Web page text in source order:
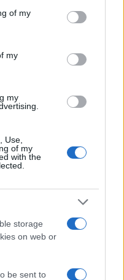
You may click to
its third-party tags to
in below Google
of my
my
my
Use,
of my
with the
storage
on web or
be sent to
a Roma:
di riscatto